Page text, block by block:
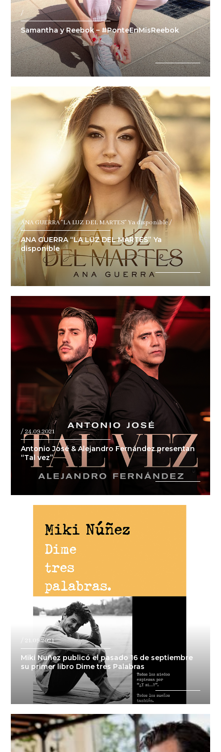
/
Samantha y Reebok – #PonteEnMisReebok
ANA GUERRA "LA LUZ DEL MARTES" Ya disponible /
ANA GUERRA “LA LUZ DEL MARTES” Ya
disponible
/ 24.09.2021
Antonio José & Alejandro Fernández presentan
“Tal vez”
/ 21.09.2021
Miki Nuñez publicó el pasado 16 de septiembre
su primer libro Dime tres Palabras